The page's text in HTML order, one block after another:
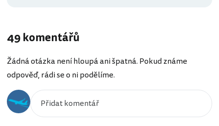
49 komentářů
Žádná otázka není hloupá ani špatná. Pokud známe
odpověď, rádi se o ni podělíme.